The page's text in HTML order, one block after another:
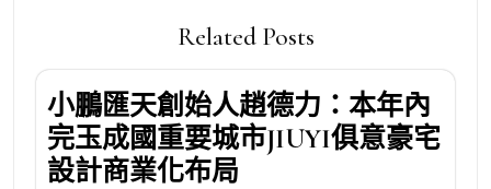
Related Posts
小鵬匯天創始人趙德力：本年內
完玉成國重要城市JIUYI俱意豪宅
設計商業化布局